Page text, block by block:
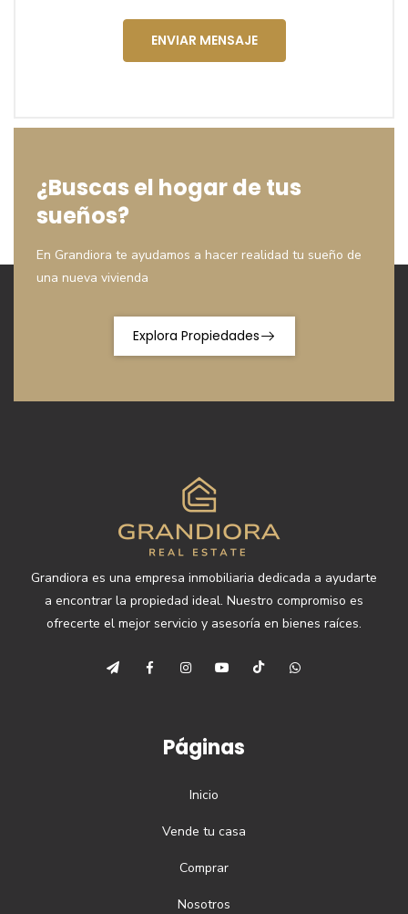
ENVIAR MENSAJE
¿Buscas el hogar de tus
sueños?
En Grandiora te ayudamos a hacer realidad tu sueño de
una nueva vivienda
Explora Propiedades
Grandiora es una empresa inmobiliaria dedicada a ayudarte
a encontrar la propiedad ideal. Nuestro compromiso es
ofrecerte el mejor servicio y asesoría en bienes raíces.
Páginas
Inicio
Vende tu casa
Comprar
Nosotros